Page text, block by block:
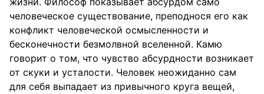
человеческое существование, преподнося его как
конфликт человеческой осмысленности и
бесконечности безмолвной вселенной. Камю
говорит о том, что чувство абсурдности возникает
от скуки и усталости. Человек неожиданно сам
для себя выпадает из привычного круга вещей,